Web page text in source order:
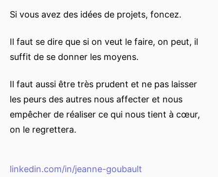
Si vous avez des idées de projets, foncez.
Il faut se dire que si on veut le faire, on peut, il
suffit de se donner les moyens.
Il faut aussi être très prudent et ne pas laisser
les peurs des autres nous affecter et nous
empêcher de réaliser ce qui nous tient à cœur,
on le regrettera.
linkedin.com/in/jeanne-goubault